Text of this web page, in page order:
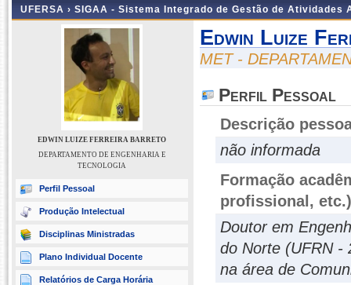
UFERSA › SIGAA - Sistema Integrado de Gestão de Atividades
EDWIN LUIZE FERREIRA BARRETO
DEPARTAMENTO DE ENGENHARIA E
TECNOLOGIA
Perfil Pessoal
Produção Intelectual
Disciplinas Ministradas
Plano Individual Docente
Relatórios de Carga Horária
Edwin Luize
MET -
Perfil Pessoal
Descrição
não informada
Formação
profissional, etc.)
Doutor em
do Norte (UFRN -
na área de